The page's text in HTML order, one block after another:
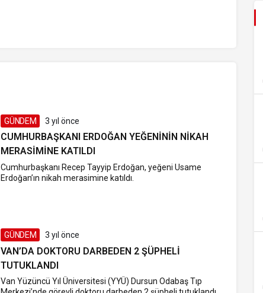
GÜNDEM 3 yıl önce
CUMHURBAŞKANI ERDOĞAN YEĞENININ NIKAH
MERASIMINE KATILDI
Cumhurbaşkanı Recep Tayyip Erdoğan, yeğeni Usame
Erdoğan’ın nikah merasimine katıldı.
GÜNDEM 3 yıl önce
VAN’DA DOKTORU DARBEDEN 2 ŞÜPHELI
TUTUKLANDI
Van Yüzüncü Yıl Üniversitesi (YYÜ) Dursun Odabaş Tıp